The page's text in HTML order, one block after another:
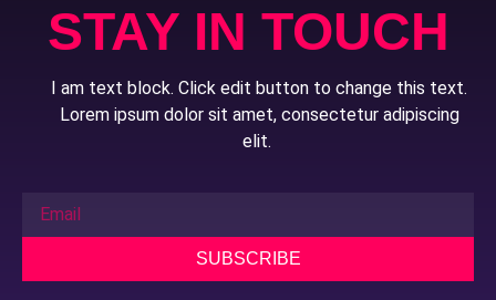
STAY IN TOUCH
I am text block. Click edit button to change this text.
Lorem ipsum dolor sit amet, consectetur adipiscing
elit.
SUBSCRIBE